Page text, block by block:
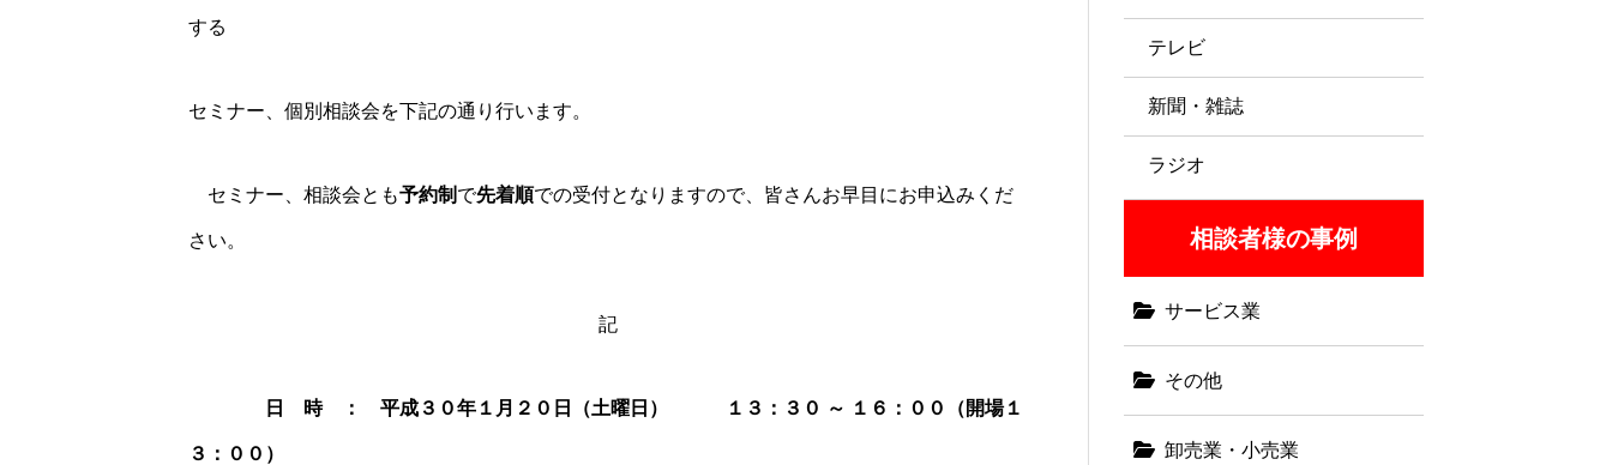
する
セミナー、個別相談会を下記の通り行います。
セミナー、相談会とも予約制 で先着順での受付となりますので、皆さんお早目にお申込みくだ
さい。
記
日 時 ： 平成３０年１月２０日（土曜日） １３：３０ ～ １６：００（開場１
３：００）
テレビ
新聞・雑誌
ラジオ
相談者様の事例
サービス業
その他
卸売業・小売業